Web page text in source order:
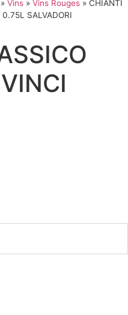
» Vins » Vins Rouges » CHIANTI
SALVADORI